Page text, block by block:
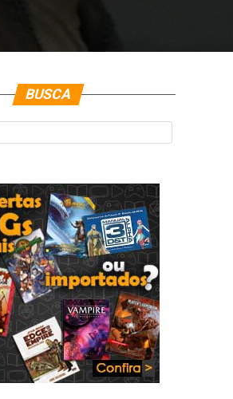
BUSCA